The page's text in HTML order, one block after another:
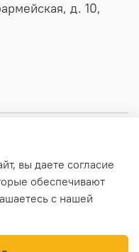
д. 10,
вы даете согласие
обеспечивают
с нашей